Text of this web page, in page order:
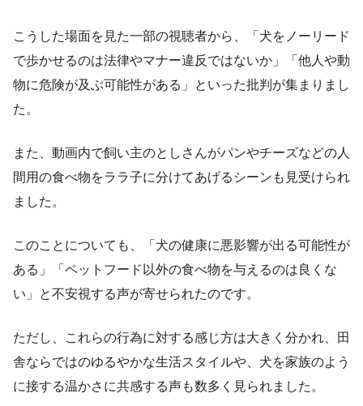
こうした場面を見た一部の視聴者から、「犬をノーリード
で歩かせるのは法律やマナー違反ではないか」「他人や動
物に危険が及ぶ可能性がある」といった批判が集まりまし
た。
また、動画内で飼い主のとしさんがパンやチーズなどの人
間用の食べ物をララ子に分けてあげるシーンも見受けられ
ました。
このことについても、「犬の健康に悪影響が出る可能性が
ある」「ペットフード以外の食べ物を与えるのは良くな
い」と不安視する声が寄せられたのです。
ただし、これらの行為に対する感じ方は大きく分かれ、田
舎ならではのゆるやかな生活スタイルや、犬を家族のよう
に接する温かさに共感する声も数多く見られました。